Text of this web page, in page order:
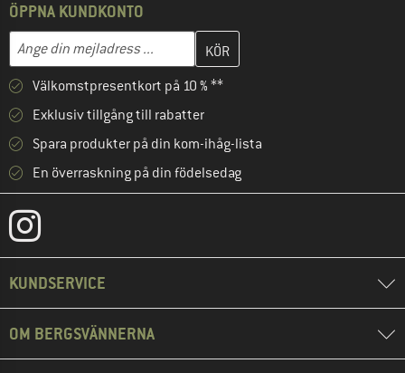
ÖPPNA KUNDKONTO
Mejladress
Skriv in din e-postadress här och skapa ditt kundkonto i nästa
Välkomstpresentkort på 10 % **
Exklusiv tillgång till rabatter
Spara produkter på din kom-ihåg-lista
En överraskning på din födelsedag
KUNDSERVICE
OM BERGSVÄNNERNA